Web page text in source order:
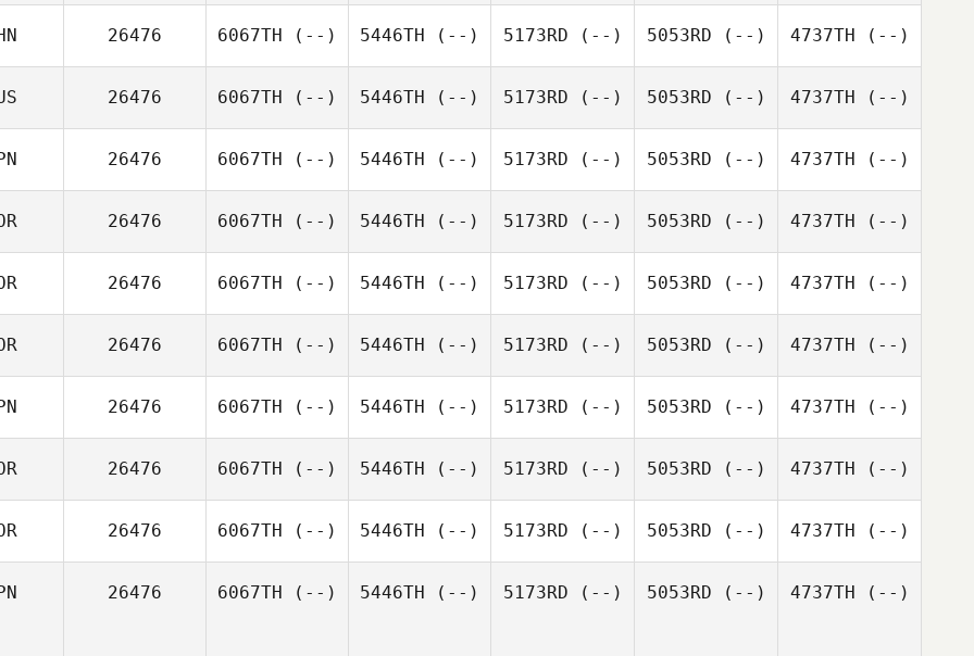
26476 6067TH (--) 5446TH (--) 5173RD (--) 5053RD (--) 4737TH (--)
26476 6067TH (--) 5446TH (--) 5173RD (--) 5053RD (--) 4737TH (--)
26476 6067TH (--) 5446TH (--) 5173RD (--) 5053RD (--) 4737TH (--)
26476 6067TH (--) 5446TH (--) 5173RD (--) 5053RD (--) 4737TH (--)
26476 6067TH (--) 5446TH (--) 5173RD (--) 5053RD (--) 4737TH (--)
26476 6067TH (--) 5446TH (--) 5173RD (--) 5053RD (--) 4737TH (--)
26476 6067TH (--) 5446TH (--) 5173RD (--) 5053RD (--) 4737TH (--)
26476 6067TH (--) 5446TH (--) 5173RD (--) 5053RD (--) 4737TH (--)
26476 6067TH (--) 5446TH (--) 5173RD (--) 5053RD (--) 4737TH (--)
26476 6067TH (--) 5446TH (--) 5173RD (--) 5053RD (--) 4737TH (--)